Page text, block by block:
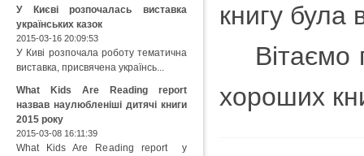
книгу була
Вітаємо
хороших
У Києві розпочалась виставка
українських казок
2015-03-16 20:09:53
У Киві розпочала роботу тематична
виставка, присвячена українсь...
What Kids Are Reading report
назвав наулюбленіші дитячі книги
2015 року
2015-03-08 16:11:39
What Kids Are Reading report у